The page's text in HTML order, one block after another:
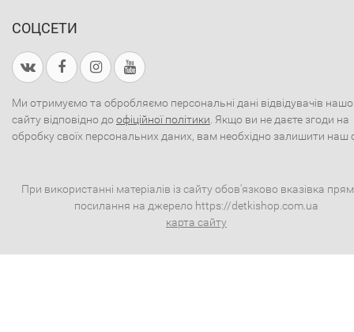
СОЦСЕТИ
Ми отримуємо та обробляємо персональні дані відвідувачів
сайту відповідно до офіційної політики . Якщо ви не даєте згоди на
обробку своїх персональних даних, вам необхідно залишити наш
При використанні матеріалів із сайту обов'язково вказівка
посилання на джерело https://detkishop.com.ua
карта сайту